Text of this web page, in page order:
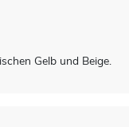
Gelb und Beige.